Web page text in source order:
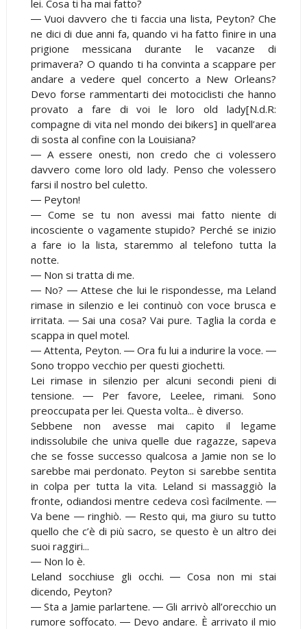
lei. Cosa ti ha mai fatto?
― Vuoi davvero che ti faccia una lista, Peyton? Che
ne dici di due anni fa, quando vi ha fatto finire in una
prigione messicana durante le vacanze di
primavera? O quando ti ha convinta a scappare per
andare a vedere quel concerto a New Orleans?
Devo forse rammentarti dei motociclisti che hanno
provato a fare di voi le loro old lady[N.d.R:
compagne di vita nel mondo dei bikers] in quell’area
di sosta al confine con la Louisiana?
― A essere onesti, non credo che ci volessero
davvero come loro old lady. Penso che volessero
farsi il nostro bel culetto.
― Peyton!
― Come se tu non avessi mai fatto niente di
incosciente o vagamente stupido? Perché se inizio
a fare io la lista, staremmo al telefono tutta la
notte.
― Non si tratta di me.
― No? ― Attese che lui le rispondesse, ma Leland
rimase in silenzio e lei continuò con voce brusca e
irritata. ― Sai una cosa? Vai pure. Taglia la corda e
scappa in quel motel.
― Attenta, Peyton. ― Ora fu lui a indurire la voce. ―
Sono troppo vecchio per questi giochetti.
Lei rimase in silenzio per alcuni secondi pieni di
tensione. ― Per favore, Leelee, rimani. Sono
preoccupata per lei. Questa volta... è diverso.
Sebbene non avesse mai capito il legame
indissolubile che univa quelle due ragazze, sapeva
che se fosse successo qualcosa a Jamie non se lo
sarebbe mai perdonato. Peyton si sarebbe sentita
in colpa per tutta la vita. Leland si massaggiò la
fronte, odiandosi mentre cedeva così facilmente. ―
Va bene ― ringhiò. ― Resto qui, ma giuro su tutto
quello che c’è di più sacro, se questo è un altro dei
suoi raggiri...
― Non lo è.
Leland socchiuse gli occhi. ― Cosa non mi stai
dicendo, Peyton?
― Sta a Jamie parlartene. ― Gli arrivò all’orecchio un
rumore soffocato. ― Devo andare. È arrivato il mio